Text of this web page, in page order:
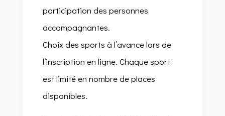
participation des personnes
accompagnantes.
Choix des sports à l’avance lors de
l’inscription en ligne. Chaque sport
est limité en nombre de places
disponibles.